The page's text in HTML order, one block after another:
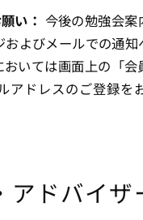
い： 今後の勉強会案
およびメールでの通知
おいては画面上の「会
アドレスのご登録を
アドバイザ